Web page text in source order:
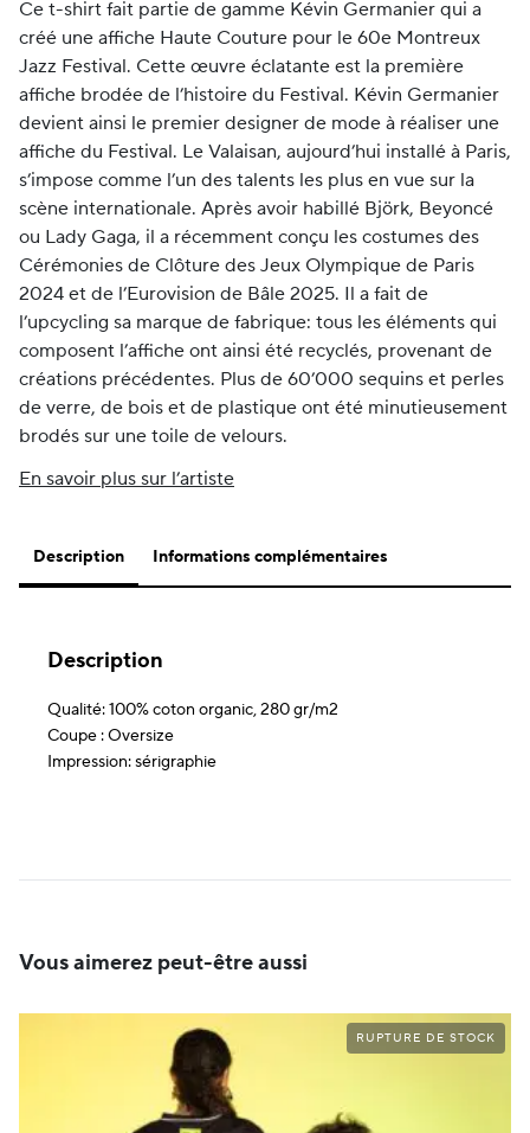
Ce t-shirt fait partie de gamme Kévin Germanier qui a
créé une affiche Haute Couture pour le 60e Montreux
Jazz Festival. Cette œuvre éclatante est la première
affiche brodée de l’histoire du Festival. Kévin Germanier
devient ainsi le premier designer de mode à réaliser une
affiche du Festival. Le Valaisan, aujourd’hui installé à Paris,
s’impose comme l’un des talents les plus en vue sur la
scène internationale. Après avoir habillé Björk, Beyoncé
ou Lady Gaga, il a récemment conçu les costumes des
Cérémonies de Clôture des Jeux Olympique de Paris
2024 et de l’Eurovision de Bâle 2025. Il a fait de
l’upcycling sa marque de fabrique: tous les éléments qui
composent l’affiche ont ainsi été recyclés, provenant de
créations précédentes. Plus de 60’000 sequins et perles
de verre, de bois et de plastique ont été minutieusement
brodés sur une toile de velours.
En savoir plus sur l’artiste
Description Informations complémentaires
Description
Qualité: 100% coton organic, 280 gr/m2
Coupe : Oversize
Impression: sérigraphie
Vous aimerez peut-être aussi
RUPTURE DE STOCK